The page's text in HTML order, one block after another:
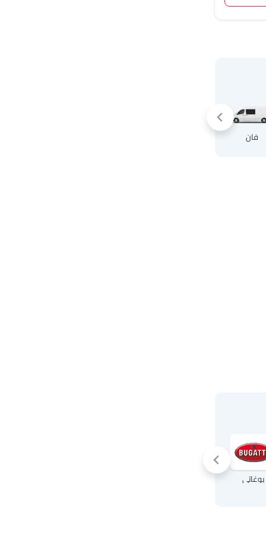
فان
بوغاتي